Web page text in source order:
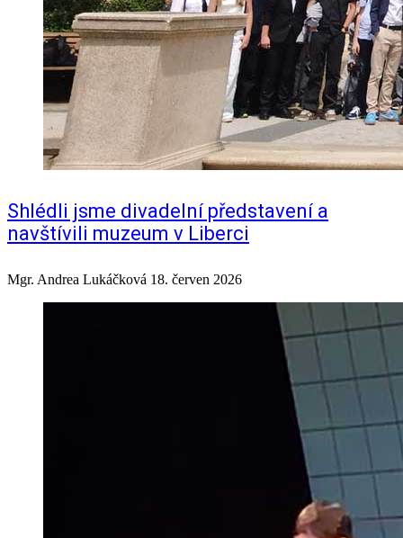
Shlédli jsme divadelní představení a
navštívili muzeum v Liberci
Mgr. Andrea Lukáčková 18. červen 2026